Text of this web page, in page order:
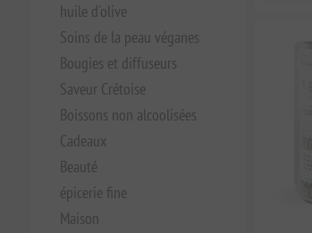
huile d'olive
Soins de la peau véganes
Bougies et diffuseurs
Saveur Crétoise
Boissons non alcoolisées
Cadeaux
Beauté
épicerie fine
Maison